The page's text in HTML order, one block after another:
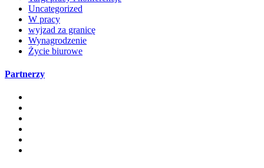
Uncategorized
W pracy
wyjzad za granicę
Wynagrodzenie
Życie biurowe
Partnerzy